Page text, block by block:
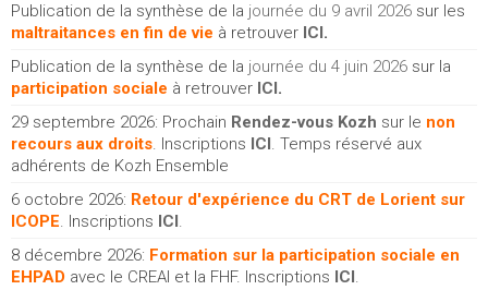
Publication de la synthèse de la journée du 9 avril 2026 sur les
maltraitances en fin de vie à retrouver ICI .
Publication de la synthèse de la journée du 4 juin 2026 sur la
participation sociale à retrouver ICI .
29 septembre 2026: Prochain Rendez-vous Kozh sur le non
recours aux droits. Inscriptions ICI . Temps réservé aux
adhérents de Kozh Ensemble
6 octobre 2026: Retour d'expérience du CRT de Lorient sur
ICOPE. Inscriptions ICI .
8 décembre 2026: Formation sur la participation sociale en
EHPAD avec le CREAI et la FHF. Inscriptions ICI .